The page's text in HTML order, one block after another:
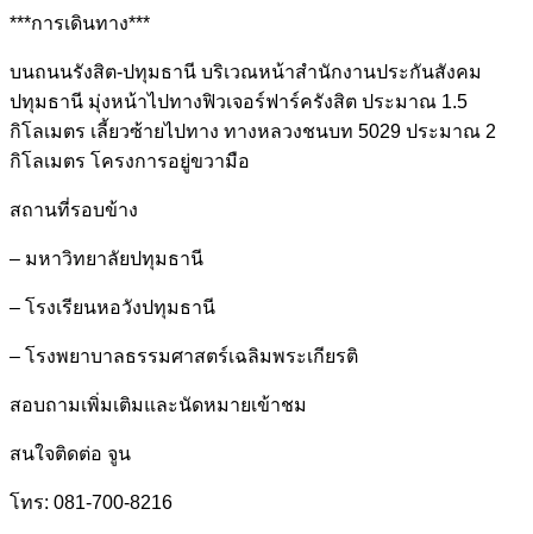
***การเดินทาง***
บนถนนรังสิต-ปทุมธานี บริเวณหน้าสำนักงานประกันสังคม
ปทุมธานี มุ่งหน้าไปทางฟิวเจอร์ฟาร์ครังสิต ประมาณ 1.5
กิโลเมตร เลี้ยวซ้ายไปทาง ทางหลวงชนบท 5029 ประมาณ 2
กิโลเมตร โครงการอยู่ขวามือ
สถานที่รอบข้าง
– มหาวิทยาลัยปทุมธานี
– โรงเรียนหอวังปทุมธานี
– โรงพยาบาลธรรมศาสตร์เฉลิมพระเกียรติ
สอบถามเพิ่มเติมและนัดหมายเข้าชม
สนใจติดต่อ จูน
โทร: 081-700-8216